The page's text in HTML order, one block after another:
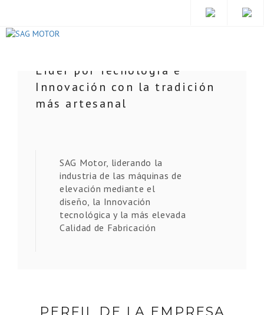
Lider por Tecnología e
Innovación con la tradición
más artesanal
SAG Motor, liderando la
industria de las máquinas de
elevación mediante el
diseño, la Innovación
tecnológica y la más elevada
Calidad de Fabricación
PERFIL DE LA EMPRESA